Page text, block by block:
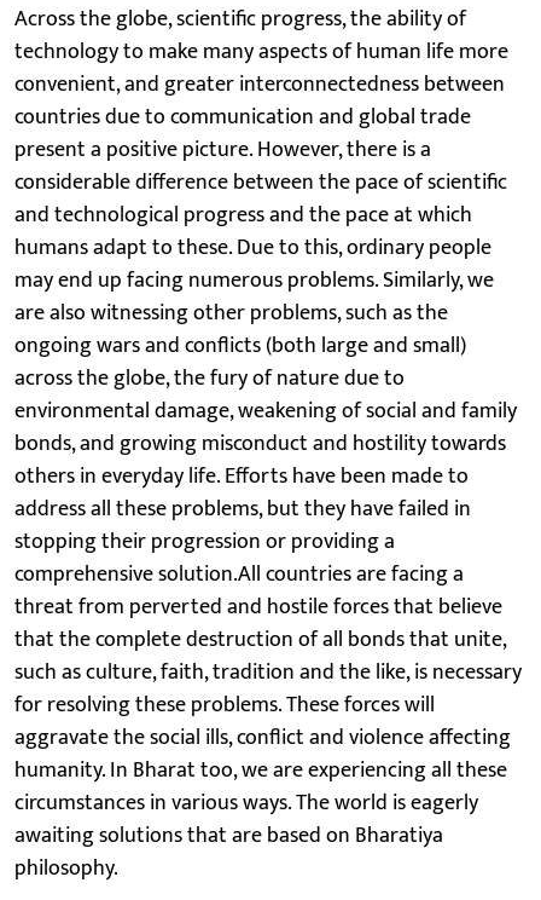
Across the globe, scientific progress, the ability of
technology to make many aspects of human life more
convenient, and greater interconnectedness between
countries due to communication and global trade
present a positive picture. However, there is a
considerable difference between the pace of scientific
and technological progress and the pace at which
humans adapt to these. Due to this, ordinary people
may end up facing numerous problems. Similarly, we
are also witnessing other problems, such as the
ongoing wars and conflicts (both large and small)
across the globe, the fury of nature due to
environmental damage, weakening of social and family
bonds, and growing misconduct and hostility towards
others in everyday life. Efforts have been made to
address all these problems, but they have failed in
stopping their progression or providing a
comprehensive solution.All countries are facing a
threat from perverted and hostile forces that believe
that the complete destruction of all bonds that unite,
such as culture, faith, tradition and the like, is necessary
for resolving these problems. These forces will
aggravate the social ills, conflict and violence affecting
humanity. In Bharat too, we are experiencing all these
circumstances in various ways. The world is eagerly
awaiting solutions that are based on Bharatiya
philosophy.